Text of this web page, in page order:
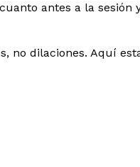
antes a la
no dilaciones. Aquí